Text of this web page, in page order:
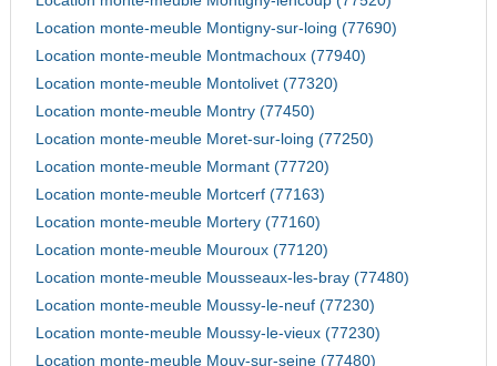
Location monte-meuble Montigny-sur-loing (77690)
Location monte-meuble Montmachoux (77940)
Location monte-meuble Montolivet (77320)
Location monte-meuble Montry (77450)
Location monte-meuble Moret-sur-loing (77250)
Location monte-meuble Mormant (77720)
Location monte-meuble Mortcerf (77163)
Location monte-meuble Mortery (77160)
Location monte-meuble Mouroux (77120)
Location monte-meuble Mousseaux-les-bray (77480)
Location monte-meuble Moussy-le-neuf (77230)
Location monte-meuble Moussy-le-vieux (77230)
Location monte-meuble Mouy-sur-seine (77480)